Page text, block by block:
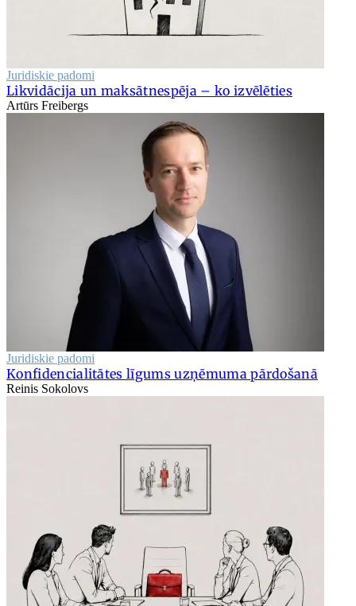
Juridiskie padomi
Likvidācija un maksātnespēja – ko izvēlēties
Artūrs Freibergs
Juridiskie padomi
Konfidencialitātes līgums uzņēmuma pārdošanā
Reinis Sokolovs